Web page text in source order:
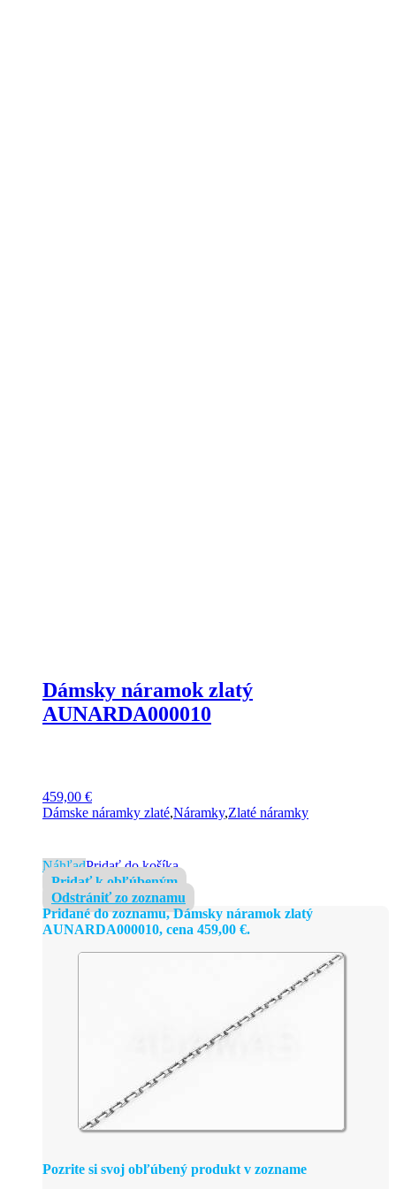
Dámsky náramok zlatý
AUNARDA000010
459,00 €
Dámske náramky zlaté,Náramky,Zlaté náramky
NáhľadPridať do košíka
Pridať k obľúbeným
Odstrániť zo zoznamu
Pridané do zoznamu, Dámsky náramok zlatý
AUNARDA000010, cena 459,00 €.
Pozrite si svoj obľúbený produkt v zozname